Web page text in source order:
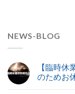
NEWS-BLOG
【臨時
のためお